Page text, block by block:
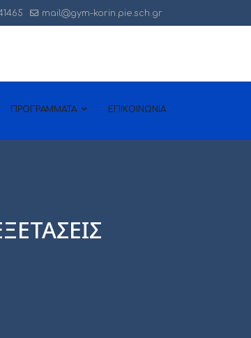
mail@gym-korin.pie.sch.gr
ΠΡΟΓΡΑΜΜΑΤΑ ΕΠΙΚΟΙΝΩΝΙΑ